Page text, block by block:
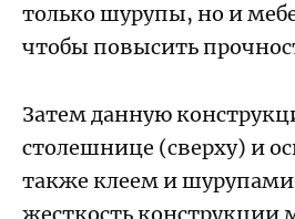
только шурупы, но и
чтобы повысить
Затем данную
столешнице (сверху) и
также клеем и
жесткость конструкции